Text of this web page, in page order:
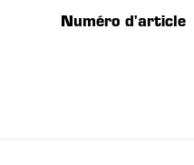
Numéro d'article